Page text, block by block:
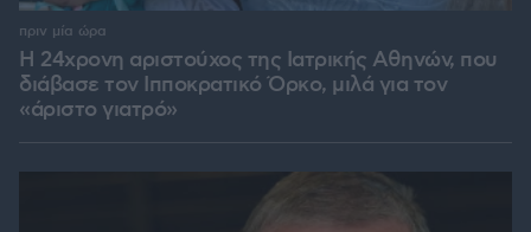
Η 24χρονη αριστούχος της Ιατρικής Αθηνών, που
διάβασε τον Ιπποκρατικό Όρκο, μιλά για τον
«άριστο γιατρό»
πριν μία ώρα